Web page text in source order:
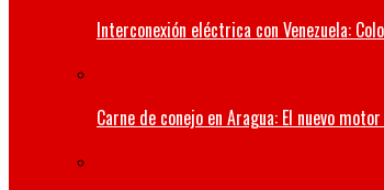
Interconexión eléctrica con Venezuela:
Carne de conejo en Aragua: El nuevo